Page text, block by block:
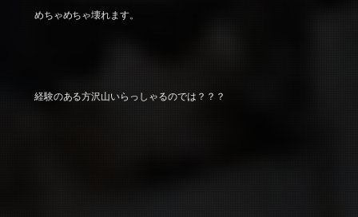
めちゃめちゃ壊れます。
経験のある方沢山いらっしゃるのでは？？？